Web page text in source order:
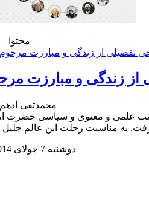
محتوا
زندگی و مبارزت
محمدتقی ادهم
دوشنبه 7 جولای 2014 - 12:00